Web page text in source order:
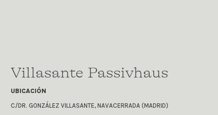
Villasante Passivhaus
UBICACIÓN
C/DR. GONZÁLEZ VILLASANTE, NAVACERRADA (MADRID)